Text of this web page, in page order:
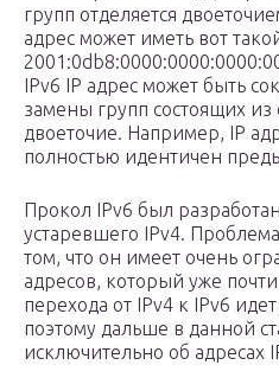
групп отделяется
адрес может иметь вот
IPv6 IP адрес может быть
замены групп состоящих
двоеточие. Например, IP
полностью идентичен
Прокол IPv6 был
устаревшего IPv4.
том, что он имеет очень
адресов, который уже
перехода от IPv4 к IPv6
поэтому дальше в данной
исключительно об адресах